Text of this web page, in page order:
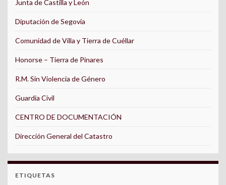
Junta de Castilla y León
Diputación de Segovia
Comunidad de Villa y Tierra de Cuéllar
Honorse – Tierra de Pinares
R.M. Sin Violencia de Género
Guardia Civil
CENTRO DE DOCUMENTACIÓN
Dirección General del Catastro
ETIQUETAS